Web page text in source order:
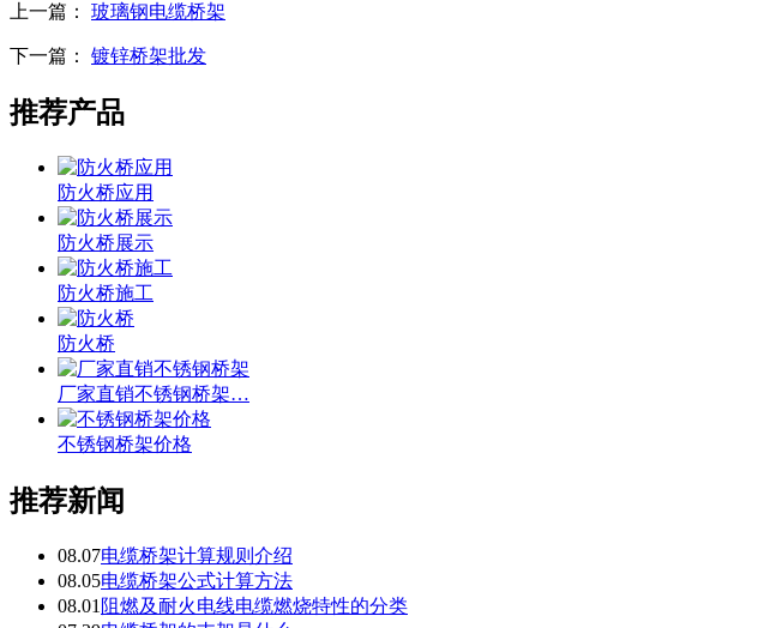
上一篇： 玻璃钢电缆桥架
下一篇： 镀锌桥架批发
推荐产品
防火桥应用
防火桥展示
防火桥施工
防火桥
厂家直销不锈钢桥架…
不锈钢桥架价格
推荐新闻
08.07电缆桥架计算规则介绍
08.05电缆桥架公式计算方法
08.01 阻燃及耐火电线电缆燃烧特性的分类